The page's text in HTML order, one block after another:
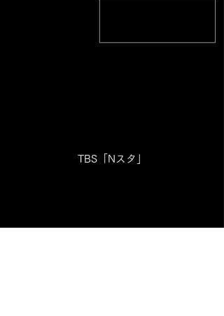
TBS「Nスタ」